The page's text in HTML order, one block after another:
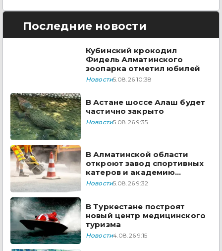
Последние новости
Кубинский крокодил
Фидель Алматинского
зоопарка отметил юбилей
Новости5.08.26 10:38
В Астане шоссе Алаш будет
частично закрыто
Новости5.08.26 9:35
В Алматинской области
откроют завод спортивных
катеров и академию
пилотов Formula-1 H2O
Новости5.08.26 9:32
В Туркестане построят
новый центр медицинского
туризма
Новости4.08.26 9:15